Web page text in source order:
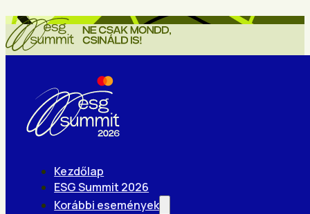
Kezdőlap
ESG Summit 2026
Korábbi események